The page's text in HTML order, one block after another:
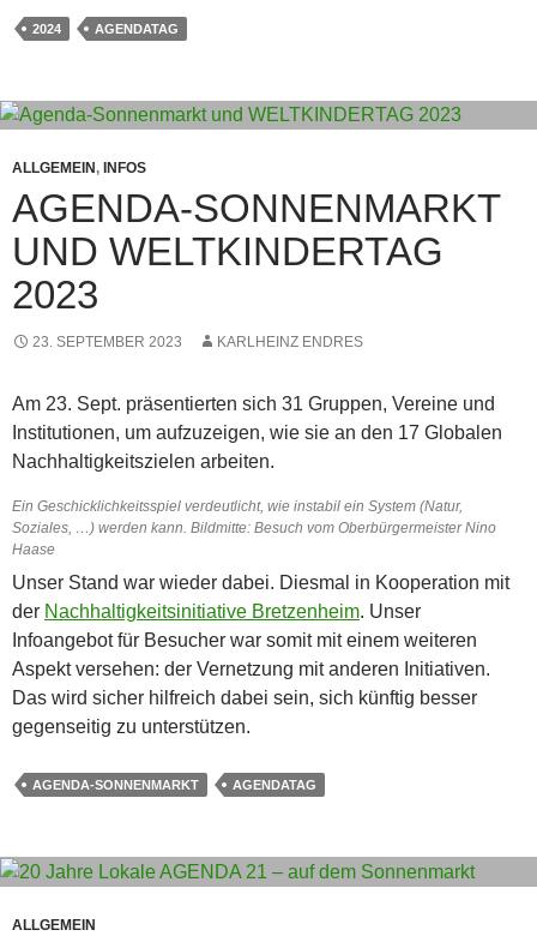
2024 AGENDATAG
ALLGEMEIN , INFOS
AGENDA-SONNENMARKT
UND WELTKINDERTAG
2023
23. SEPTEMBER 2023 KARLHEINZ ENDRES
Am 23. Sept. präsentierten sich 31 Gruppen, Vereine und
Institutionen, um aufzuzeigen, wie sie an den 17 Globalen
Nachhaltigkeitszielen arbeiten.
Ein Geschicklichkeitsspiel verdeutlicht, wie instabil ein System (Natur,
Soziales, …) werden kann. Bildmitte: Besuch vom Oberbürgermeister Nino
Haase
Unser Stand war wieder dabei. Diesmal in Kooperation mit
der Nachhaltigkeitsinitiative Bretzenheim. Unser
Infoangebot für Besucher war somit mit einem weiteren
Aspekt versehen: der Vernetzung mit anderen Initiativen.
Das wird sicher hilfreich dabei sein, sich künftig besser
gegenseitig zu unterstützen.
AGENDA-SONNENMARKT AGENDATAG
ALLGEMEIN